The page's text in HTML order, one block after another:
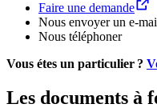
Faire une demande
Nous envoyer un e-
Nous téléphoner
Vous étes un particulier ?
Les documents à